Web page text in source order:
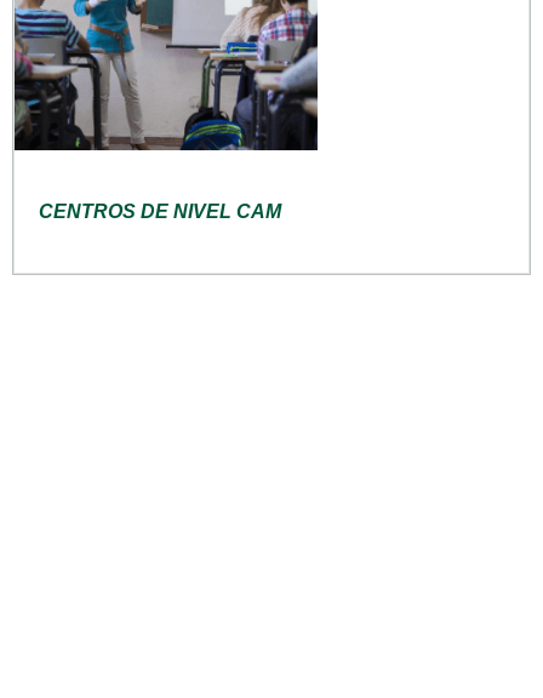
CENTROS DE NIVEL CAM